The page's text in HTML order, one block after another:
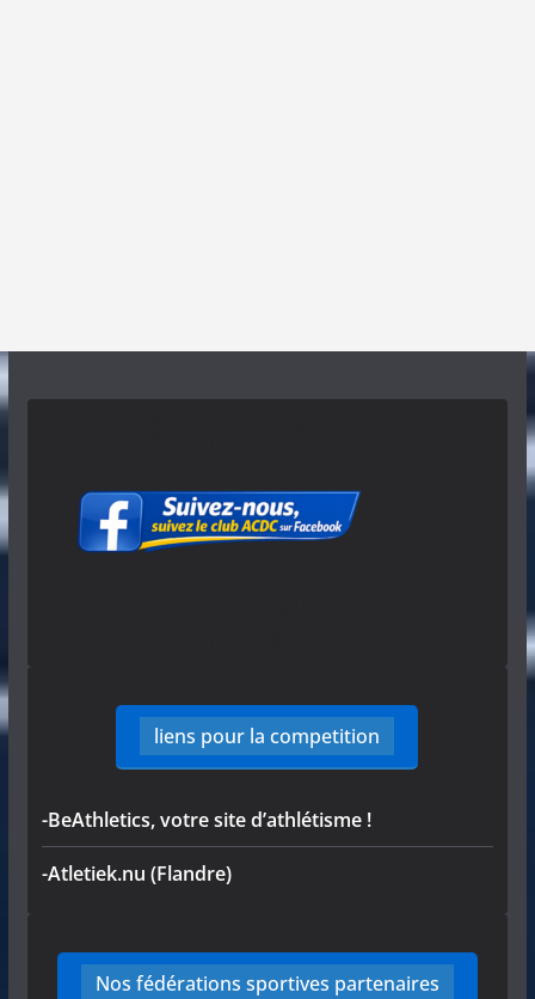
liens pour la competition
-BeAthletics, votre site d’athlétisme !
-Atletiek.nu (Flandre)
Nos fédérations sportives partenaires